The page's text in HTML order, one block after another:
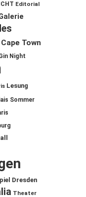
Editorial
Cape Town
Night
Lesung
Sommer
Dresden
Theater